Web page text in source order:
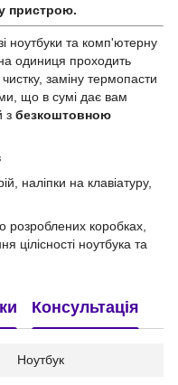
пристрою.
ноутбуки та комп'ютерну
одиниця проходить
чистку, заміну термопасти
що в сумі дає вам
з безкоштовною
наліпки на клавіатуру,
розроблених коробках,
цілісності ноутбука та
Консультація
Ноутбук